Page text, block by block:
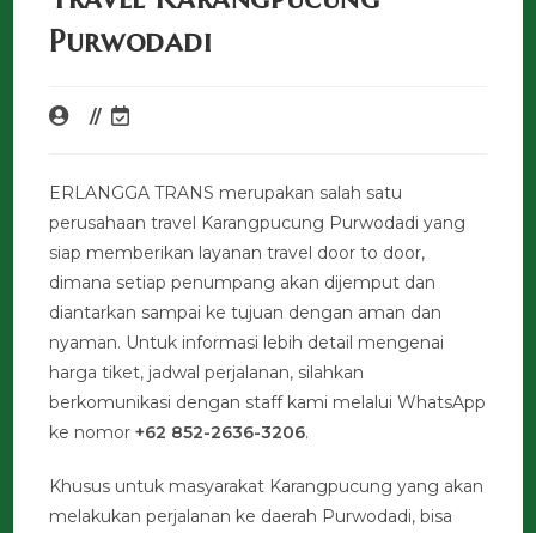
Purwodadi
ERLANGGA TRANS merupakan salah satu
perusahaan travel Karangpucung Purwodadi yang
siap memberikan layanan travel door to door,
dimana setiap penumpang akan dijemput dan
diantarkan sampai ke tujuan dengan aman dan
nyaman. Untuk informasi lebih detail mengenai
harga tiket, jadwal perjalanan, silahkan
berkomunikasi dengan staff kami melalui WhatsApp
ke nomor+62 852-2636-3206.
Khusus untuk masyarakat Karangpucung yang akan
melakukan perjalanan ke daerah Purwodadi, bisa